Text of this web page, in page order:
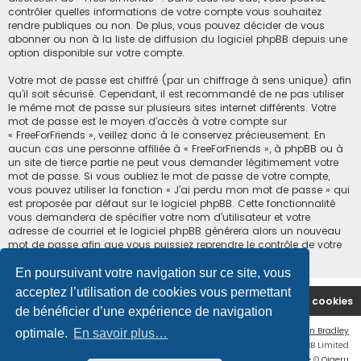
En poursuivant votre navigation sur ce site, vous
acceptez l’utilisation de cookies vous permettant
de bénéficier d’une expérience de navigation
optimale. En savoir plus…
contrôler quelles informations de votre compte vous souhaitez
rendre publiques ou non. De plus, vous pouvez décider de vous
abonner ou non à la liste de diffusion du logiciel phpBB depuis une
option disponible sur votre compte.
Votre mot de passe est chiffré (par un chiffrage à sens unique) afin
qu’il soit sécurisé. Cependant, il est recommandé de ne pas utiliser
le même mot de passe sur plusieurs sites internet différents. Votre
mot de passe est le moyen d’accès à votre compte sur
« FreeForFriends », veillez donc à le conservez précieusement. En
aucun cas une personne affiliée à « FreeForFriends », à phpBB ou à
un site de tierce partie ne peut vous demander légitimement votre
mot de passe. Si vous oubliez le mot de passe de votre compte,
vous pouvez utiliser la fonction « J’ai perdu mon mot de passe » qui
est proposée par défaut sur le logiciel phpBB. Cette fonctionnalité
vous demandera de spécifier votre nom d’utilisateur et votre
adresse de courriel et le logiciel phpBB générera alors un nouveau
mot de passe afin que vous puissiez reprendre le contrôle de votre
Accueil du forum Supprimer les cookies
Ian Bradley
® Forum Software © phpBB Limited